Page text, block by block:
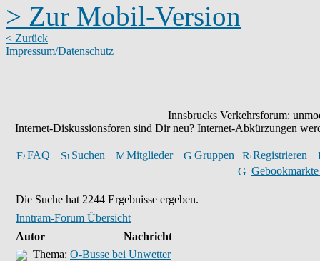
> Zur Mobil-Version
< Zurück
Impressum/Datenschutz
Innsbrucks Verkehrsforum:
Internet-Diskussionsforen sind Dir neu? Internet-Abkürzungen
FAQ Suchen Mitglieder Gruppen
Registrieren
Die Suche hat 2244 Ergebnisse ergeben.
Inntram-Forum Übersicht
Autor
Nachricht
Thema: O-Busse bei Unwetter